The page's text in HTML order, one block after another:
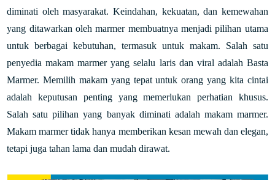
diminati oleh masyarakat. Keindahan, kekuatan, dan kemewahan
yang ditawarkan oleh marmer membuatnya menjadi pilihan utama
untuk berbagai kebutuhan, termasuk untuk makam. Salah satu
penyedia makam marmer yang selalu laris dan viral adalah Basta
Marmer.Memilih makam yang tepat untuk orang yang kita cintai
adalah keputusan penting yang memerlukan perhatian khusus.
Salah satu pilihan yang banyak diminati adalah makam marmer.
Makam marmer tidak hanya memberikan kesan mewah dan elegan,
tetapi juga tahan lama dan mudah dirawat.